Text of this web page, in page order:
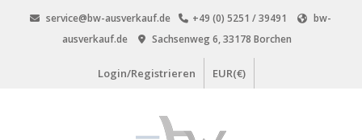
service@bw-ausverkauf.de +49 (0) 5251 / 39491
bw-
ausverkauf.de
Sachsenweg 6, 33178 Borchen
Login/Registrieren EUR(€)